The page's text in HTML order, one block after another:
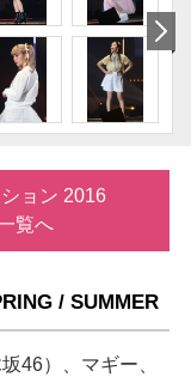
ョン 2016
覧へ
/ SUMMER
46）、マギー、